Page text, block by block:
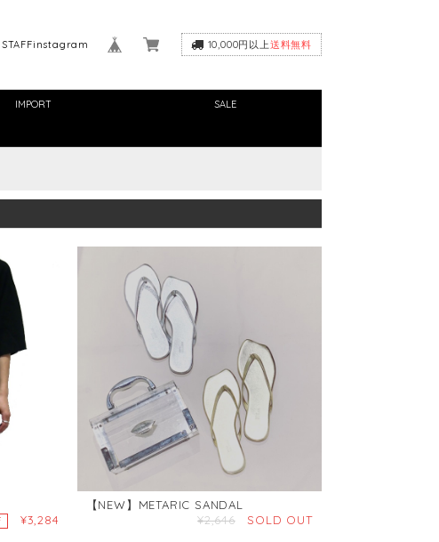
10,000円以上送料無料
STAFFinstagram
IMPORT SALE
¥3,284
【NEW】METARIC SANDAL
¥2,646
SOLD OUT